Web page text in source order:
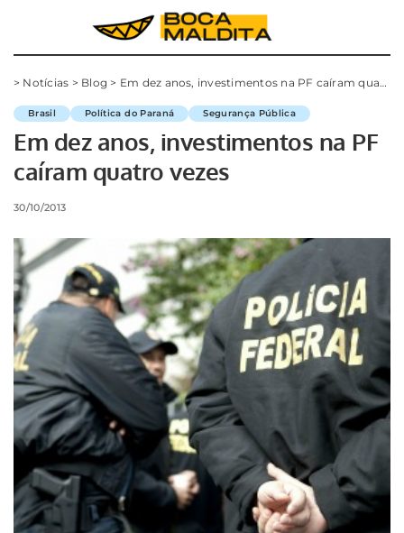
> Notícias > Blog > Em dez anos, investimentos na PF caíram quatro vezes
Brasil Política do Paraná Segurança Pública
Em dez anos, investimentos na PF
caíram quatro vezes
30/10/2013